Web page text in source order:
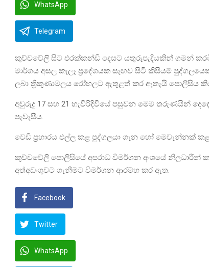
WhatsApp
Telegram
කුච්චවේලි සිට එරක්කන්ඩි දෙසට යතුරුපැදියකින් ගමන්
මාර්ගය අසල කැලෑ ප්‍රදේශයක සැඟව සිටි කිසියම්
ලබා ත්‍රිකුණාමලය රෝහලට ඇතුළත් කර ඇතැයි පොලිසිය
අවුරුදු 17 සහ 21 හැවිරිදිවියේ පසුවන මෙම තරුණයින්
පැවැසීය.
වෙඩි ප්‍රහාරය එල්ල කළ පුද්ගලයා ගැන හෝ මෙවැන්නක්
කුච්චවේලි පොලිසියේ අපරාධ විමර්ශන අංශයේ
අත්අඩංගුවට ගැනීමට විමර්ශන ආරම්භ කර ඇත.
Facebook
Twitter
WhatsApp